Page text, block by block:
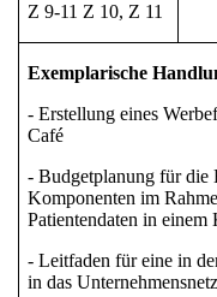
Z 9-11 Z 10, Z 11
Exemplarische
- Erstellung eines
Café
- Budgetplanung für die
Komponenten im
Patientendaten in einem
- Leitfaden für eine in
in das